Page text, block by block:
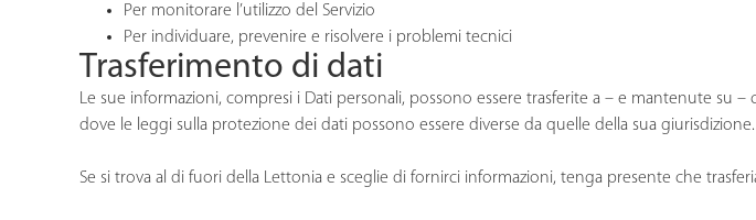
Per monitorare l’utilizzo del Servizio
Per individuare, prevenire e risolvere i problemi tecnici
Trasferimento di dati
Le sue informazioni, compresi i Dati personali, possono essere trasferite a – e mantenute su
dove le leggi sulla protezione dei dati possono essere diverse da quelle della sua giurisdizione.
Se si trova al di fuori della Lettonia e sceglie di fornirci informazioni, tenga presente che